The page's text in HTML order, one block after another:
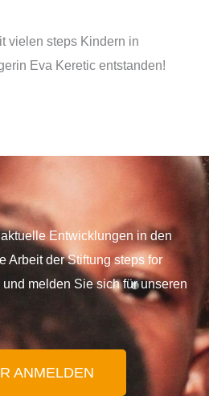
vielen steps Kindern in
Eva Keretic entstanden!
Entwicklungen in den
Arbeit der Stiftung steps for
melden Sie sich für unseren
ANMELDEN